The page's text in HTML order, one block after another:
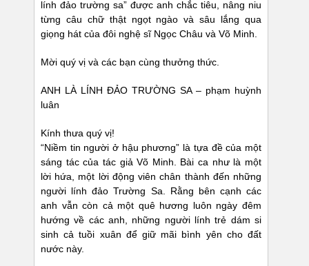
lính đảo trường sa” được anh chắc tiêu, nâng niu
từng câu chữ thật ngọt ngào và sâu lắng qua
giọng hát của đôi nghệ sĩ Ngọc Châu và Võ Minh.
Mời quý vị và các bạn cùng thưởng thức.
ANH LÀ LÍNH ĐẢO TRƯỜNG SA – phạm huỳnh
luân
Kính thưa quý vị!
“Niềm tin người ở hậu phương” là tựa đề của một
sáng tác của tác giả Võ Minh. Bài ca như là một
lời hứa, một lời động viên chân thành đến những
người lính đảo Trường Sa. Rằng bên cạnh các
anh vẫn còn cả một quê hương luôn ngày đêm
hướng về các anh, những người lính trẻ dám si
sinh cả tuồi xuân để giữ mãi bình yên cho đất
nước này.